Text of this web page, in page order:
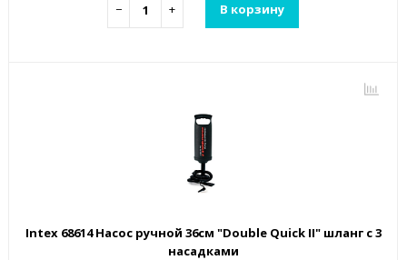
− + В корзину
Intex 68614 Насос ручной 36см "Double Quick II" шланг с 3
насадками